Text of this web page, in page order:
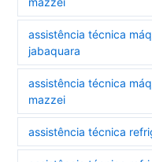
assistência técnica
jabaquara
assistência técnica
mazzei
assistência técnica